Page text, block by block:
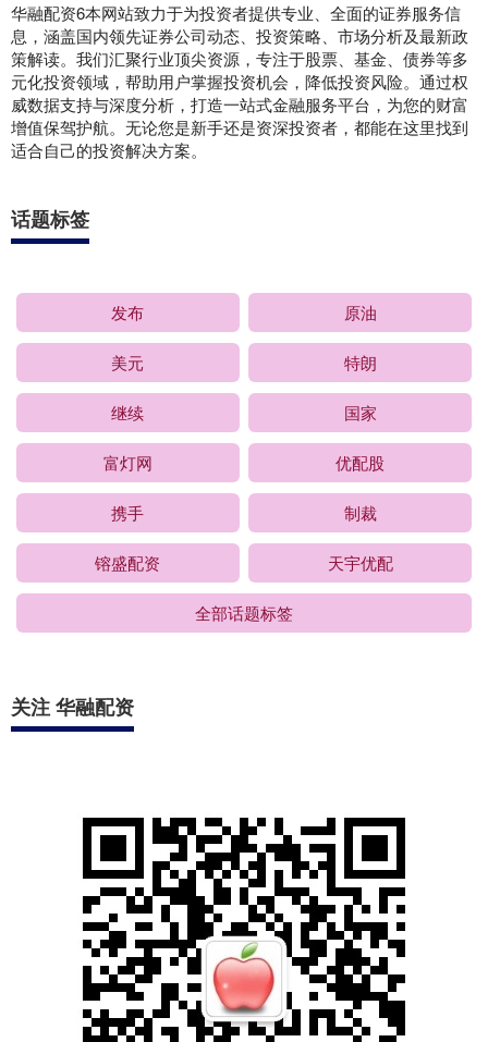
华融配资6本网站致力于为投资者提供专业、全面的证券服务信
息，涵盖国内领先证券公司动态、投资策略、市场分析及最新政
策解读。我们汇聚行业顶尖资源，专注于股票、基金、债券等多
元化投资领域，帮助用户掌握投资机会，降低投资风险。通过权
威数据支持与深度分析，打造一站式金融服务平台，为您的财富
增值保驾护航。无论您是新手还是资深投资者，都能在这里找到
适合自己的投资解决方案。
话题标签
发布 原油
美元 特朗
继续 国家
富灯网 优配股
携手 制裁
镕盛配资 天宇优配
全部话题标签
关注 华融配资